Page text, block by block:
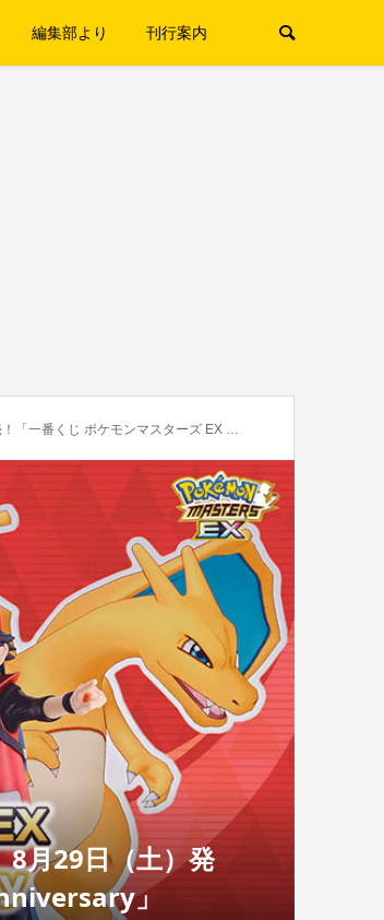
編集部より 刊行案内
ポケモンマスターズ EX 7th Anniversary」
8月29日（土）発
」